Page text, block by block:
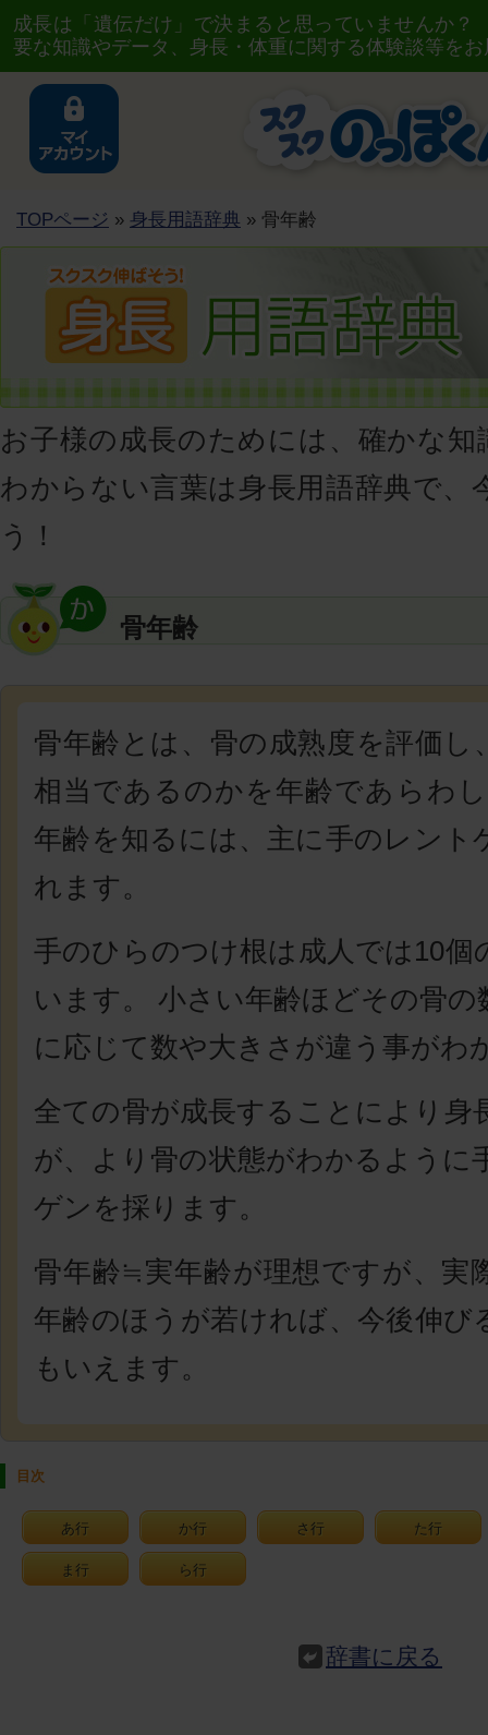
成長は「遺伝だけ」で決まると思っていませんか
要な知識やデータ、身長・体重に関する体験談等を
TOPページ » 身長用語辞典 » 骨年齢
お子様の成長のためには、確かな知
わからない言葉は身長用語辞典で、
う！
骨年齢
骨年齢とは、骨の成熟度を評価し
相当であるのかを年齢であらわ
年齢を知るには、主に手のレント
れます。
手のひらのつけ根は成人では10個
います。 小さい年齢ほどその骨の
に応じて数や大きさが違う事がわ
全ての骨が成長することにより身
が、より骨の状態がわかるように
ゲンを採ります。
骨年齢≒実年齢が理想ですが、 実
年齢のほうが若ければ、今後伸び
もいえます。
目次
あ行 か行 さ行 た行
ま行 ら行
辞書に戻る